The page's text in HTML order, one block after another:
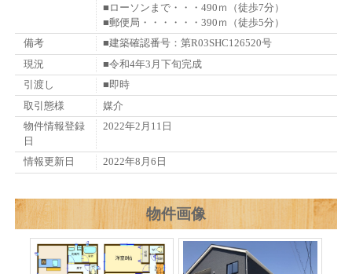
■ローソンまで・・・490ｍ（徒歩7分）
■郵便局・・・・・・390ｍ（徒歩5分）
備考
■建築確認番号：第R03SHC126520号
現況
■令和4年3月下旬完成
引渡し
■即時
取引態様
媒介
物件情報登録
日
2022年2月11日
情報更新日 2022年8月6日
物件画像